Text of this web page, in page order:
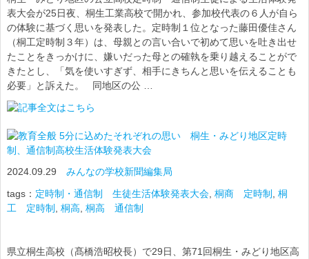
表大会が25日夜、桐生工業高校で開かれ、参加校代表の６人が自ら
の体験に基づく思いを発表した。定時制１位となった藤田優佳さん
（桐工定時制３年）は、母親との言い合いで初めて思いを吐き出せ
たことをきっかけに、嫌いだった母との確執を乗り越えることがで
きたとし、「気を使いすぎず、相手にきちんと思いを伝えることも
必要」と訴えた。 同地区の公 …
5分に込めたそれぞれの思い 桐生・みどり地区定時
制、通信制高校生活体験発表大会
2024.09.29 みんなの学校新聞編集局
tags： 定時制・通信制 生徒生活体験発表大会 桐商 定時制 桐
工 定時制 桐高 桐高 通信制
県立桐生高校（髙橋浩昭校長）で29日、第71回桐生・みどり地区高